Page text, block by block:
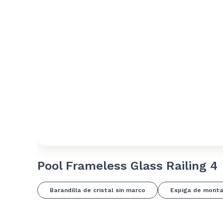
Pool Frameless Glass Railing 4
Barandilla de cristal sin marco Espiga de